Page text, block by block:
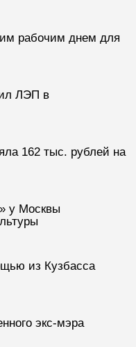
рабочим днем для
ЛЭП в
162 тыс. рублей на
у Москвы
из Кузбасса
экс-мэра